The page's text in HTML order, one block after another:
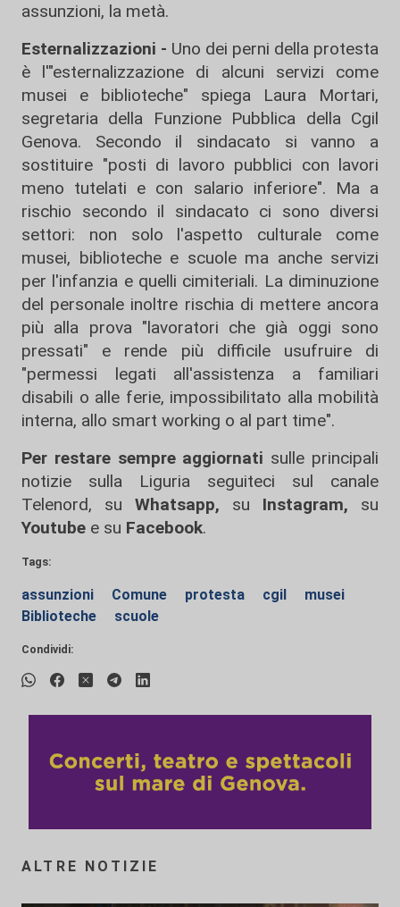
assunzioni, la metà.
Esternalizzazioni - Uno dei perni della protesta
è l'"esternalizzazione di alcuni servizi come
musei e biblioteche" spiega Laura Mortari,
segretaria della Funzione Pubblica della Cgil
Genova. Secondo il sindacato si vanno a
sostituire "posti di lavoro pubblici con lavori
meno tutelati e con salario inferiore". Ma a
rischio secondo il sindacato ci sono diversi
settori: non solo l'aspetto culturale come
musei, biblioteche e scuole ma anche servizi
per l'infanzia e quelli cimiteriali. La diminuzione
del personale inoltre rischia di mettere ancora
più alla prova "lavoratori che già oggi sono
pressati" e rende più difficile usufruire di
"permessi legati all'assistenza a familiari
disabili o alle ferie, impossibilitato alla mobilità
interna, allo smart working o al part time".
Per restare sempre aggiornati sulle principali
notizie sulla Liguria seguiteci sul canale
Telenord, su
Whatsapp, su Instagram, su
Youtube e su Facebook.
Tags:
assunzioni Comune protesta cgil
musei
Biblioteche
scuole
Condividi:
ALTRE NOTIZIE